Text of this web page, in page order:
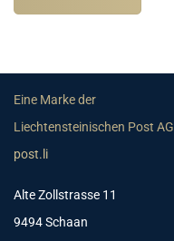
Eine Marke der
Liechtensteinischen Post AG
post.li
Alte Zollstrasse 11
9494 Schaan